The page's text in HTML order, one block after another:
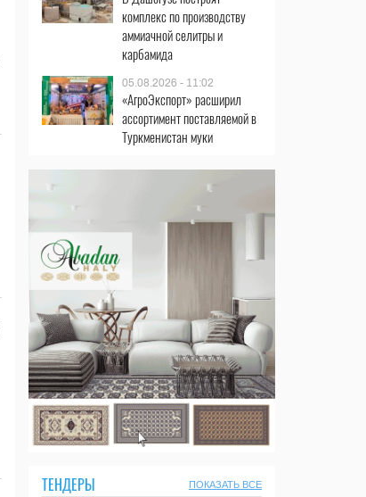
комплекс по производству
аммиачной селитры и
карбамида
05.08.2026 - 11:02
«АгроЭкспорт» расширил
ассортимент поставляемой в
Туркменистан муки
ТЕНДЕРЫ ПОКАЗАТЬ ВСЕ